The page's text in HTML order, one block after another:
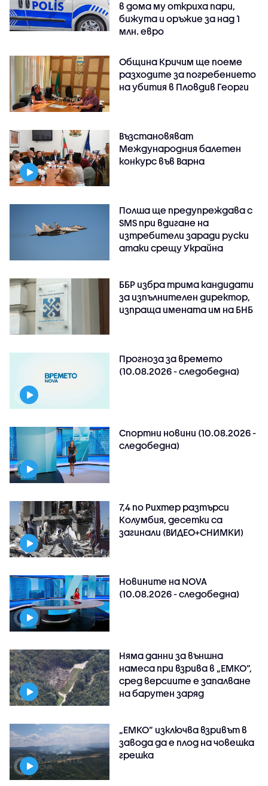
в дома му откриха пари,
бижута и оръжие за над 1
млн. евро
Община Кричим ще поеме
разходите за погребението
на убития в Пловдив Георги
Възстановяват
Международния балетен
конкурс във Варна
Полша ще предупреждава с
SMS при вдигане на
изтребители заради руски
атаки срещу Украйна
ББР избра трима кандидати
за изпълнителен директор,
изпраща имената им на БНБ
Прогноза за времето
(10.08.2026 - следобедна)
Спортни новини (10.08.2026 -
следобедна)
7,4 по Рихтер разтърси
Колумбия, десетки са
загинали (ВИДЕО+СНИМКИ)
Новините на NOVA
(10.08.2026 - следобедна)
Няма данни за външна
намеса при взрива в „ЕМКО“,
сред версиите е запалване
на барутен заряд
„ЕМКО” изключва взривът в
завода да е плод на човешка
грешка